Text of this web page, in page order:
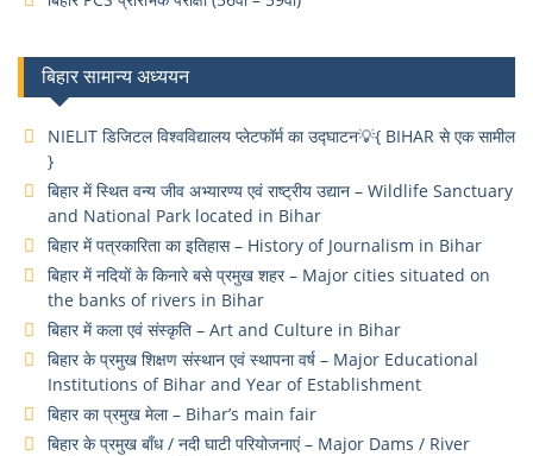
बिहार सामान्य अध्ययन
NIELIT डिजिटल विश्वविद्यालय प्लेटफॉर्म का उद्घाटन💡{ BIHAR से एक सामील
}
बिहार में स्थित वन्य जीव अभ्यारण्य एवं राष्ट्रीय उद्यान – Wildlife Sanctuary
and National Park located in Bihar
बिहार में पत्रकारिता का इतिहास – History of Journalism in Bihar
बिहार में नदियों के किनारे बसे प्रमुख शहर – Major cities situated on
the banks of rivers in Bihar
बिहार में कला एवं संस्कृति – Art and Culture in Bihar
बिहार के प्रमुख शिक्षण संस्थान एवं स्थापना वर्ष – Major Educational
Institutions of Bihar and Year of Establishment
बिहार का प्रमुख मेला – Bihar’s main fair
बिहार के प्रमुख बाँध / नदी घाटी परियोजनाएं – Major Dams / River